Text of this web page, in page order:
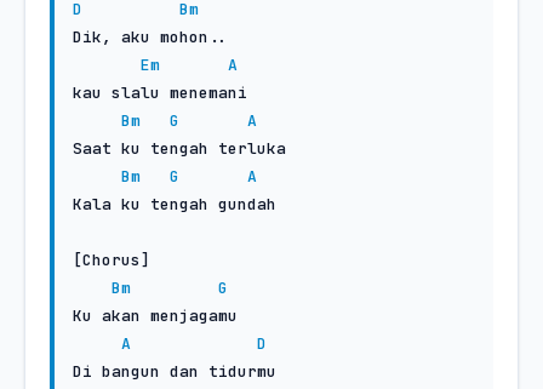
D
Bm
Dik, aku mohon..
Em
A
kau slalu menemani
Bm
G
A
Saat ku tengah terluka
Bm
G
A
Kala ku tengah gundah
[Chorus]
Bm
G
Ku akan menjagamu
A
D
Di bangun dan tidurmu